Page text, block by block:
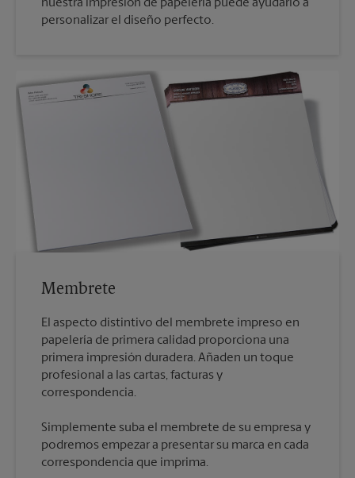
nuestra impresión de papelería puede ayudarlo a
personalizar el diseño perfecto.
Membrete
El aspecto distintivo del membrete impreso en
papelería de primera calidad proporciona una
primera impresión duradera. Añaden un toque
profesional a las cartas, facturas y
Simplemente suba el membrete de su empresa y
podremos empezar a presentar su marca en cada
correspondencia que imprima.